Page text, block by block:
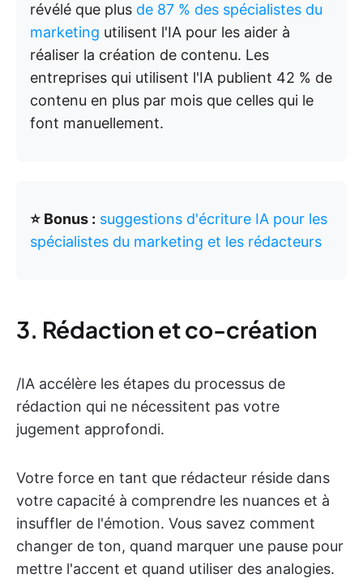
révélé que plus de 87 % des spécialistes du
marketing utilisent l'IA pour les aider à
réaliser la création de contenu. Les
entreprises qui utilisent l'IA publient 42 % de
contenu en plus par mois que celles qui le
font manuellement.
⭐ Bonus : suggestions d'écriture IA pour les
spécialistes du marketing et les rédacteurs
3. Rédaction et co-création
/IA accélère les étapes du processus de
rédaction qui ne nécessitent pas votre
jugement approfondi.
Votre force en tant que rédacteur réside dans
votre capacité à comprendre les nuances et à
insuffler de l'émotion. Vous savez comment
changer de ton, quand marquer une pause pour
mettre l'accent et quand utiliser des analogies.